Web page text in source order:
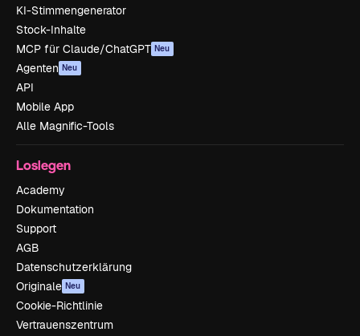
KI-Stimmengenerator
Stock-Inhalte
MCP für Claude/ChatGPT Neu
Agenten Neu
API
Mobile App
Alle Magnific-Tools
Loslegen
Academy
Dokumentation
Support
AGB
Datenschutzerklärung
Originale Neu
Cookie-Richtlinie
Vertrauenszentrum